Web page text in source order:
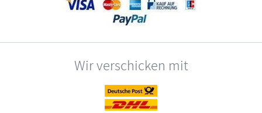
Wir verschicken mit